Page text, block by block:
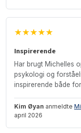
★★★★★
Inspirerende
Har brugt Michelles
psykologi og
inspirerende både
Kim Øyan anmeldte
april 2026